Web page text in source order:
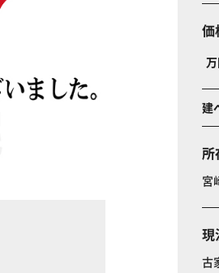
価
建
所
宮
現
古